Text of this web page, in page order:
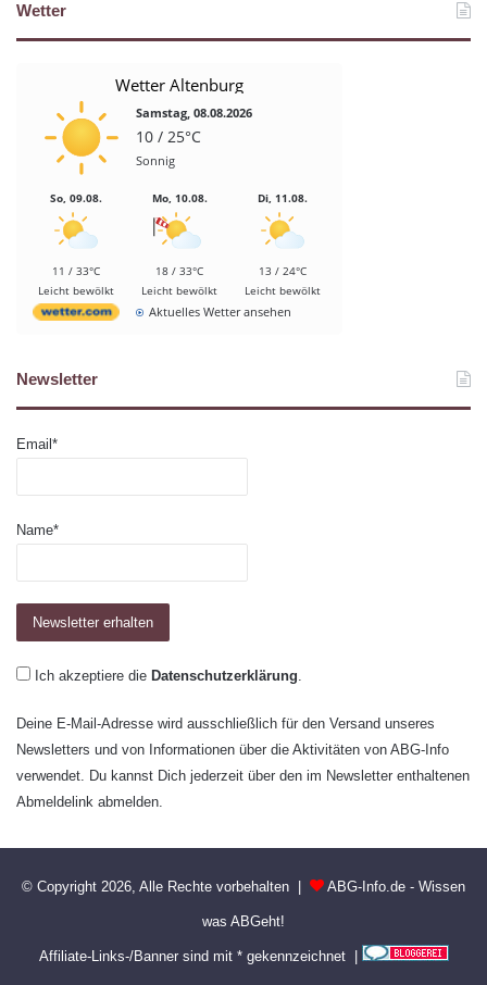
Wetter
Wetter Altenburg
Samstag, 08.08.2026
10 / 25°C
Sonnig
So, 09.08.
11 / 33°C
Leicht bewölkt
Mo, 10.08.
18 / 33°C
Leicht bewölkt
Di, 11.08.
13 / 24°C
Leicht bewölkt
Aktuelles Wetter ansehen
Newsletter
Email*
Name*
Ich akzeptiere die Datenschutzerklärung.
Deine E-Mail-Adresse wird ausschließlich für den Versand unseres
Newsletters und von Informationen über die Aktivitäten von ABG-Info
verwendet. Du kannst Dich jederzeit über den im Newsletter enthaltenen
Abmeldelink abmelden.
© Copyright 2026, Alle Rechte vorbehalten | ABG-Info.de - Wissen
was ABGeht!
Affiliate-Links-/Banner sind mit * gekennzeichnet |